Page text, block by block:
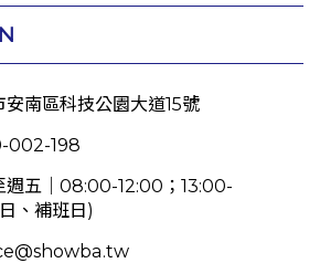
安南區科技公園大道15號
002-198
五｜08:00-12:00；13:00-
、補班日)